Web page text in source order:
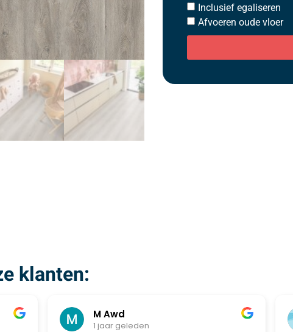
Inclusief egaliseren
Afvoeren oude vloer
klanten:
M Awd
1 jaar geleden